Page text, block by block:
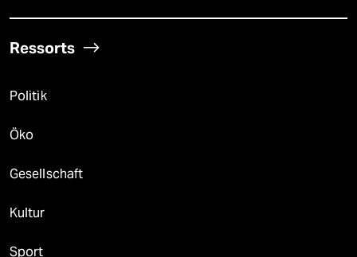
Ressorts
Politik
Öko
Gesellschaft
Kultur
Sport